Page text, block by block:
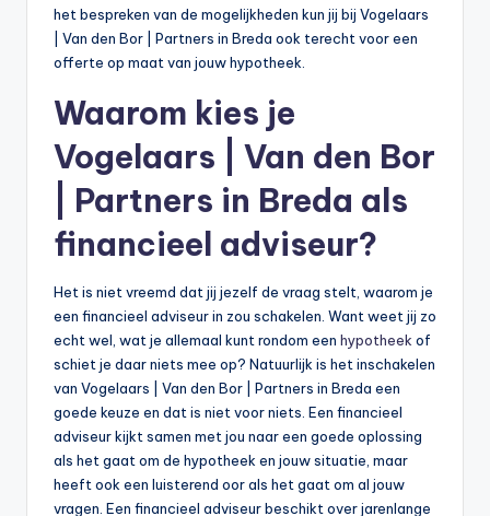
het bespreken van de mogelijkheden kun jij bij Vogelaars
| Van den Bor | Partners in Breda ook terecht voor een
offerte op maat van jouw hypotheek.
Waarom kies je
Vogelaars | Van den Bor
| Partners in Breda als
financieel adviseur?
Het is niet vreemd dat jij jezelf de vraag stelt, waarom je
een financieel adviseur in zou schakelen. Want weet jij zo
echt wel, wat je allemaal kunt rondom een hypotheek of
schiet je daar niets mee op? Natuurlijk is het inschakelen
van Vogelaars | Van den Bor | Partners in Breda een
goede keuze en dat is niet voor niets. Een financieel
adviseur kijkt samen met jou naar een goede oplossing
als het gaat om de hypotheek en jouw situatie, maar
heeft ook een luisterend oor als het gaat om al jouw
vragen. Een financieel adviseur beschikt over jarenlange